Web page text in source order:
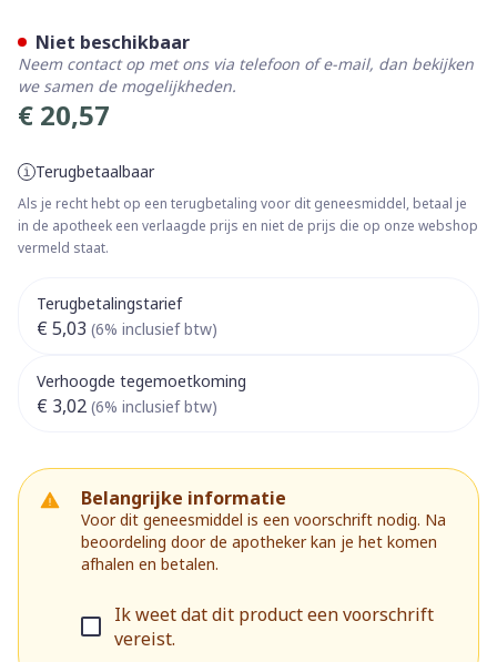
€ 20,57
Terugbetaalbaar
Als je recht hebt op een terugbetaling voor dit geneesmiddel, betaal je
in de apotheek een verlaagde prijs en niet de prijs die op onze webshop
vermeld staat.
Terugbetalingstarief
€ 5,03 (6% inclusief btw)
Verhoogde tegemoetkoming
€ 3,02 (6% inclusief btw)
Belangrijke informatie
Voor dit geneesmiddel is een voorschrift nodig. Na
beoordeling door de apotheker kan je het komen
afhalen en betalen.
Ik weet dat dit product een voorschrift
vereist.
Niet beschikbaar
Neem contact op met ons via telefoon of e-mail, dan bekijken
we samen de mogelijkheden.